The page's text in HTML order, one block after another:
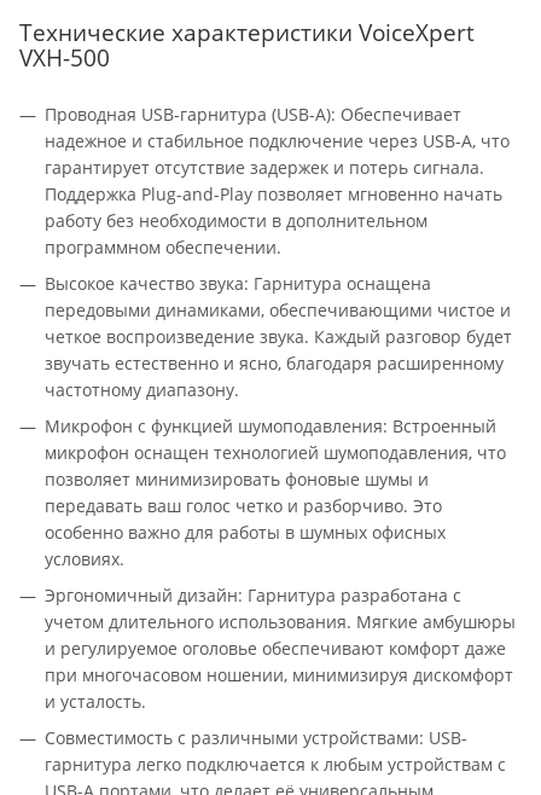
Технические характеристики VoiceXpert
VXH-500
Проводная USB-гарнитура (USB-A): Обеспечивает
надежное и стабильное подключение через USB-A, что
гарантирует отсутствие задержек и потерь сигнала.
Поддержка Plug-and-Play позволяет мгновенно начать
работу без необходимости в дополнительном
программном обеспечении.
Высокое качество звука: Гарнитура оснащена
передовыми динамиками, обеспечивающими чистое и
четкое воспроизведение звука. Каждый разговор будет
звучать естественно и ясно, благодаря расширенному
частотному диапазону.
Микрофон с функцией шумоподавления: Встроенный
микрофон оснащен технологией шумоподавления, что
позволяет минимизировать фоновые шумы и
передавать ваш голос четко и разборчиво. Это
особенно важно для работы в шумных офисных
условиях.
Эргономичный дизайн: Гарнитура разработана с
учетом длительного использования. Мягкие амбушюры
и регулируемое оголовье обеспечивают комфорт даже
при многочасовом ношении, минимизируя дискомфорт
и усталость.
Совместимость с различными устройствами: USB-
гарнитура легко подключается к любым устройствам с